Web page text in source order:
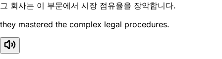
그 회사는 이 부문에서 시장 점유율을 장악합니다.
they mastered the complex legal procedures.